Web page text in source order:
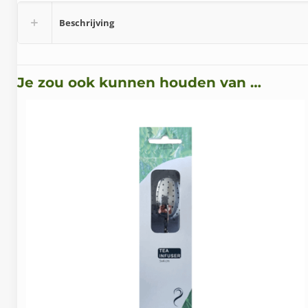
Beschrijving
Je zou ook kunnen houden van …